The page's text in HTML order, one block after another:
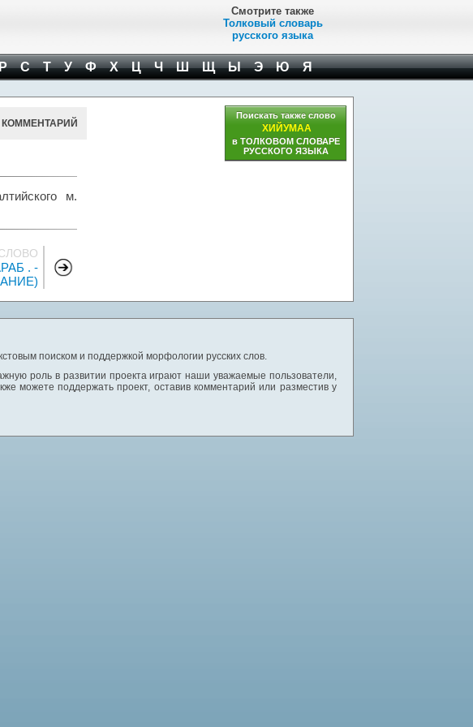
Смотрите также
Толковый словарь
русского языка
С Т У Ф Х Ц Ч Ш Щ Ы Э Ю Я
КОММЕНТАРИЙ
м.
. -
Поискать также слово
ХИЙУМАА
в ТОЛКОВОМ СЛОВАРЕ
РУССКОГО ЯЗЫКА
поиском и поддержкой морфологии русских слов.
роль в развитии проекта играют наши уважаемые пользователи,
можете поддержать проект, оставив комментарий или разместив у